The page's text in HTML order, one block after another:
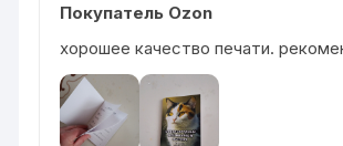
Покупатель Ozon
хорошее качество печати.